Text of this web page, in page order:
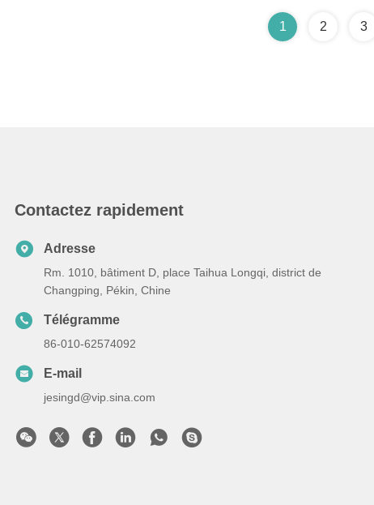
1 2 3
Contactez rapidement
Adresse
Rm. 1010, bâtiment D, place Taihua Longqi, district de
Changping, Pékin, Chine
Télégramme
86-010-62574092
E-mail
jesingd@vip.sina.com